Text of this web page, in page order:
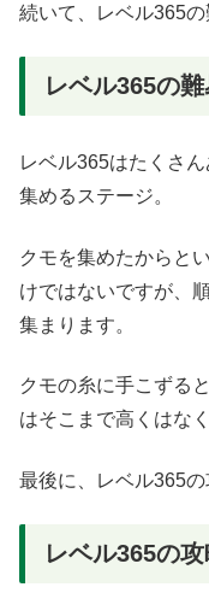
続いて、レベル365の
レベル365の
レベル365はたくさ
集めるステージ。
クモを集めたからと
けではないですが、
集まります。
クモの糸に手こずる
はそこまで高くはな
最後に、レベル365の
レベル365の